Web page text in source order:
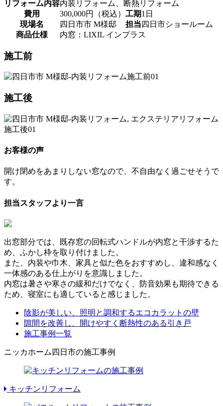
リフォーム内容内装リフォーム、断熱リフォーム
費用
300,000円（税込） 工期1日
現場名
四日市市 M様邸 担当 四日市ショールーム
商品仕様
内窓：LIXIL インプラス
施工前
施工後
お客様の声
開け閉めをあまりしない窓なので、不自由なく過ごせそうで
す。
担当スタッフより一言
出窓部分では、既存窓の回転式ハンドルが内窓と干渉するた
め、ふかし枠を取り付けました。
また、内装や巾木、家具と似た色をおすすめし、違和感なく
一体感のある仕上がりを意識しました。
内窓は暑さや寒さの緩和だけでなく、防音効果も期待できる
ため、寝室にも適していると感じました。
陰影が美しい、照明と調和するエコカラットの壁
隙間を改善し、開けやすく断熱性のある引き戸
施工事例一覧
ニッカホーム四日市の施工事例
キッチンリフォーム